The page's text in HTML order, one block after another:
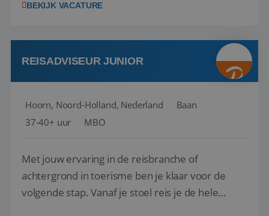
vakantiegangers de meest prachtige plekjes op
werken: of het nu gaat om vragen ...
BEKIJK VACATURE
REISADVISEUR JUNIOR
Hoorn, Noord-Holland, Nederland
Baan
37-40+ uur
MBO
Met jouw ervaring in de reisbranche of
achtergrond in toerisme ben je klaar voor de
volgende stap. Vanaf je stoel reis je de hele